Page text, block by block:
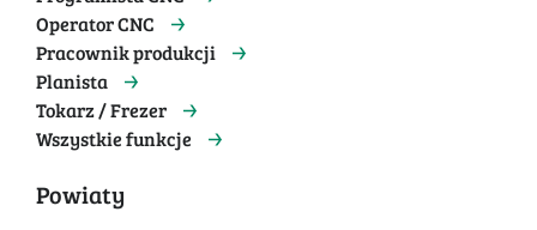
Operator CNC
Pracownik produkcji
Planista
Tokarz / Frezer
Wszystkie funkcje
Powiaty